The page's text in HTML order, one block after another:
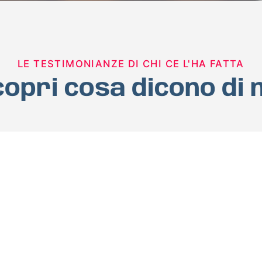
LE TESTIMONIANZE DI CHI CE L'HA FATTA
cosa dicono di